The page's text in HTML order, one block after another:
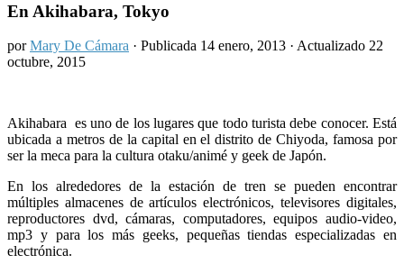
En Akihabara, Tokyo
porMary De Cámara · Publicada 14 enero, 2013 · Actualizado 22
octubre, 2015
Akihabara es uno de los lugares que todo turista debe conocer. Está
ubicada a metros de la capital en el distrito de Chiyoda, famosa por
ser la meca para la cultura otaku/animé y geek de Japón.
En los alrededores de la estación de tren se pueden encontrar
múltiples almacenes de artículos electrónicos, televisores digitales,
reproductores dvd, cámaras, computadores, equipos audio-video,
mp3 y para los más geeks, pequeñas tiendas especializadas en
electrónica.